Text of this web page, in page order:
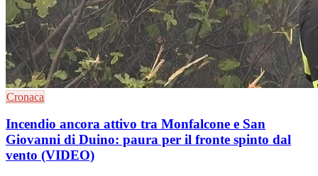
Cronaca
Incendio ancora attivo tra Monfalcone e San
Giovanni di Duino: paura per il fronte spinto dal
vento (VIDEO)